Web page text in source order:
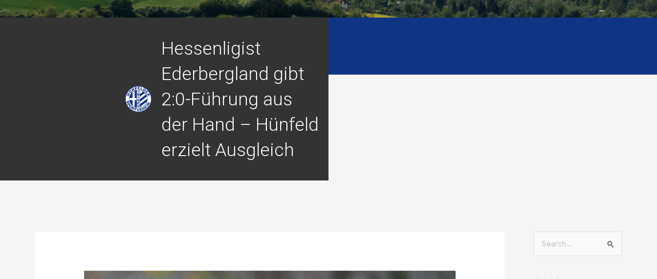
Hessenligist
Ederbergland gibt
2:0-Führung aus
der Hand – Hünfeld
erzielt Ausgleich